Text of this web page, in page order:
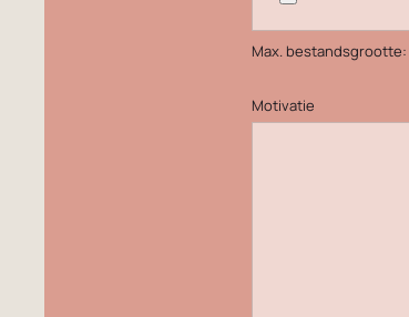
Max. bestandsgrootte:
Motivatie